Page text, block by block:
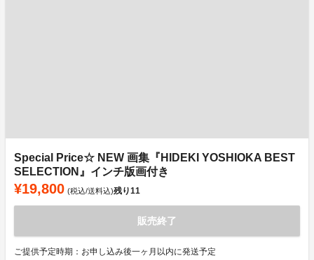
Special Price☆ NEW 画集『HIDEKI YOSHIOKA BEST
SELECTION』インチ版画付き
¥19,800 (税込/送料込)残り11
販売終了
ご提供予定時期：お申し込み後一ヶ月以内に発送予定